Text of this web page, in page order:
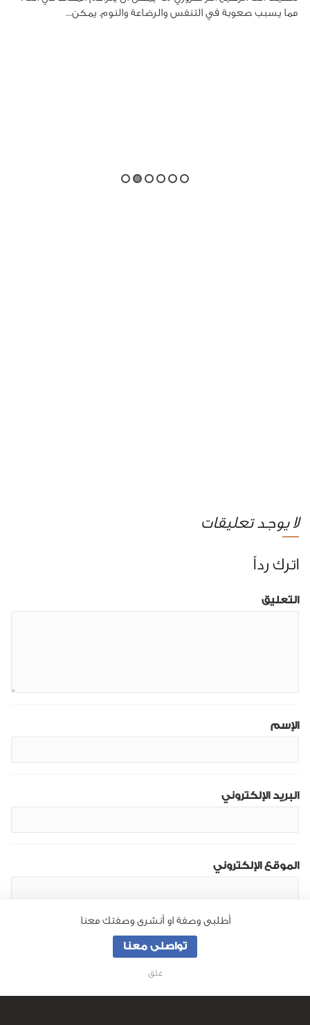
أطلبى وصفة او أنشرى وصفتك معنا
تواصلى معنا
غلق
طريقة تنظيف لسان الرضيع
لا يوجد تعليقات
اترك رداً
التعليق
الإسم
البريد الإلكتروني
الموقع الإلكتروني